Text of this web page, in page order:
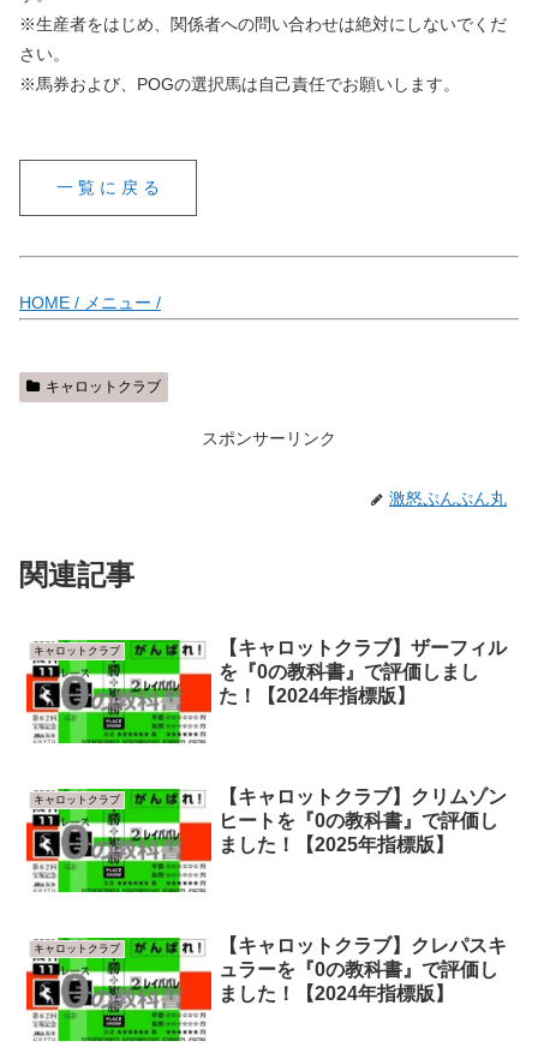
※生産者をはじめ、関係者への問い合わせは絶対にしないでくだ
さい。
※馬券および、POGの選択馬は自己責任でお願いします。
一 覧 に 戻 る
HOME / メニュー /
キャロットクラブ
スポンサーリンク
激怒ぷんぷん丸
関連記事
キャロットクラブ
【キャロットクラブ】ザーフィル
を『0の教科書』で評価しまし
た！【2024年指標版】
キャロットクラブ
【キャロットクラブ】クリムゾン
ヒートを『0の教科書』で評価し
ました！【2025年指標版】
キャロットクラブ
【キャロットクラブ】クレパスキ
ュラーを『0の教科書』で評価し
ました！【2024年指標版】